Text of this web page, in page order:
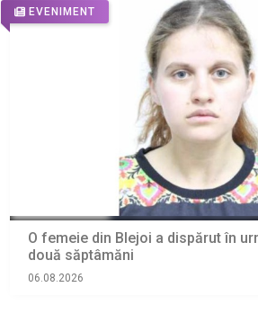
EVENIMENT
O femeie din Blejoi a dispărut în
două săptâmăni
06.08.2026